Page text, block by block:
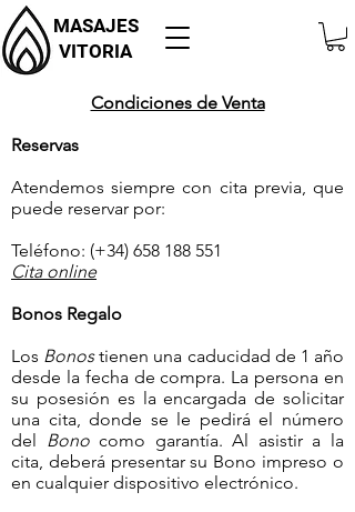
MASAJES
VITORIA
Condiciones de Venta
Reservas
Atendemos siempre con cita previa, que
puede reservar por:
Teléfono: (+34) 658 188 551
Cita online
Bonos Regalo
​Los Bonostienen una caducidad de 1 año
desde la fecha de compra. La persona en
su posesión es la encargada de solicitar
una cita, donde se le pedirá el número
del Bonocomo garantía. Al asistir a la
cita, deberá presentar su Bono impreso o
en cualquier dispositivo electrónico.